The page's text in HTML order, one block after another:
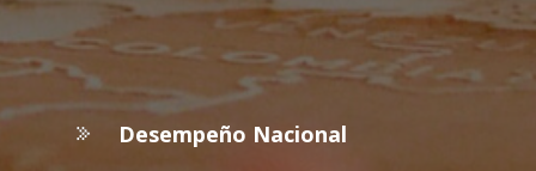
Desempeño Nacional